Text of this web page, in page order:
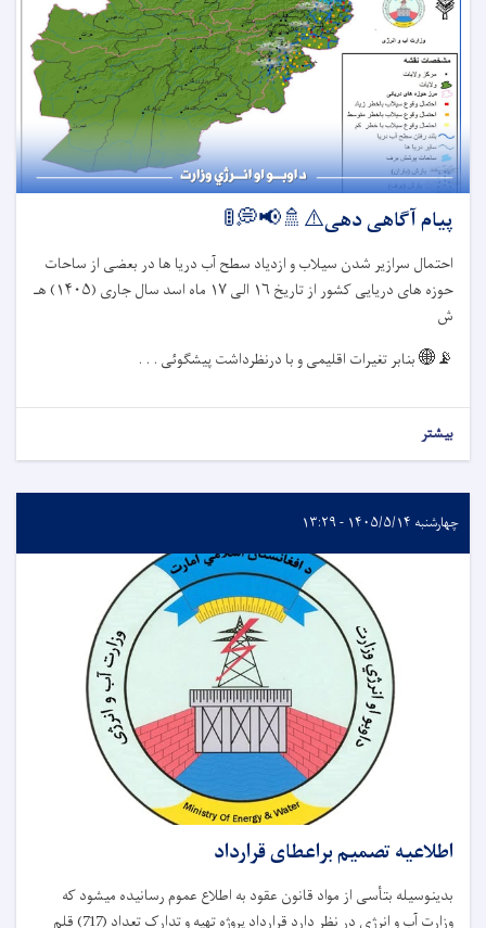
پیام آگاهی دهی⚠️🚿📢💭🚦
احتمال سرازیر شدن سیلاب و ازدیاد سطح آب دریا ها در بعضی از ساحات
حوزه های دریایی کشور از تاریخ ۱۶ الی۱۷ ماه اسد سال جاری (۱۴۰۵) هـ
ش
📡🌐بنابر تغیرات اقلیمی و با درنظرداشت پیشگوئی . . .
بیشتر
چهارشنبه ۱۴۰۵/۵/۱۴ - ۱۳:۲۹
اطلاعیه تصمیم براعطای قرارداد
بدینوسیله بتأسی از مواد قانون عقود به اطلاع عموم رسانیده میشود که
وزارت آب و انرژی در نظر دارد قرارداد پروژه تهیه و تدارک تعداد (717) قلم